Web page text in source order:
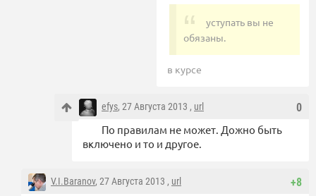
уступать вы не
обязаны.
в курсе
0
efys, 27 Августа 2013 , url
По правилам не может. Дожно быть
включено и то и другое.
+8
V.I.Baranov, 27 Августа 2013 , url